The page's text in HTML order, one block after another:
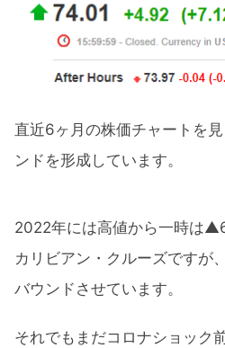
直近6ヶ月の株価チャートを
ンドを形成しています。
2022年には高値から一時は
カリビアン・クルーズですが
バウンドさせています。
それでもまだコロナショック